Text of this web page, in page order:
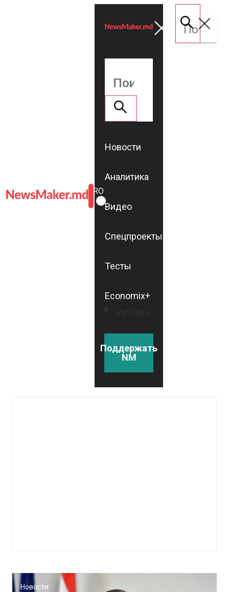
ROMÂNĂ
RU
Новости
Аналитика
Видео
Спецпроекты
Тесты
Economix+
Поддержать
NM
Новости